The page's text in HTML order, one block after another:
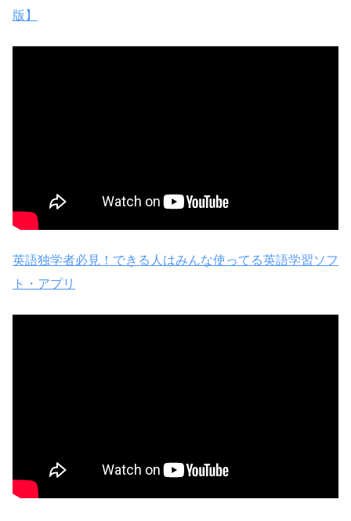
版】
英語独学者必見！できる人はみんな使ってる英語学習ソフ
ト・アプリ